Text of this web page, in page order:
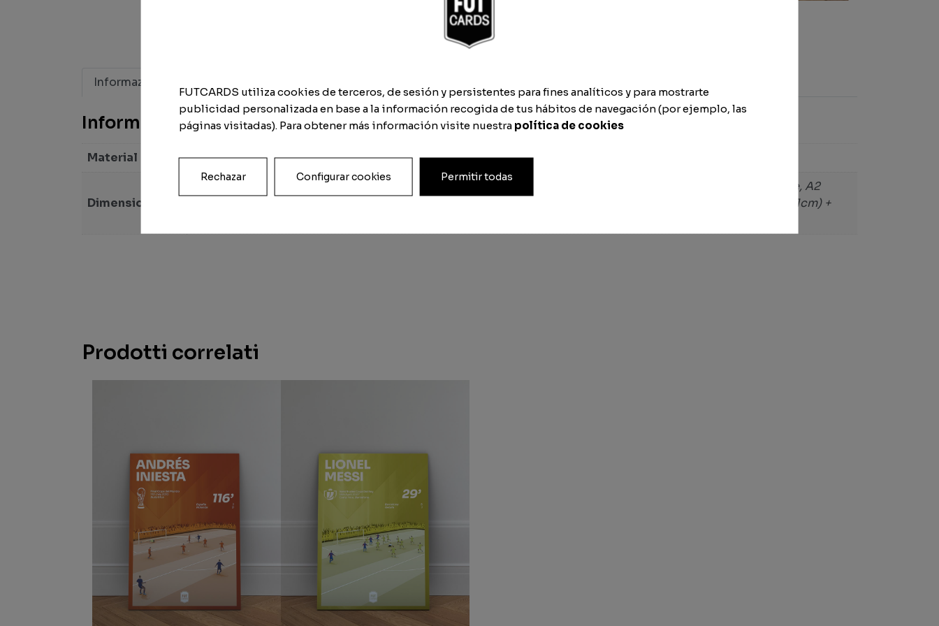
Informazioni aggiuntive
Informazioni aggiuntive
Material Digitale, Metacrilato, PVC
Dimensione
The Special Futcard (165cm x 105,5cm) + formato digitale, A1 Extra Grande (84cm x 59cm) + formato digitale, A2
Grande (59cm x 42cm) + formato digitale, A3 Media (42cm x 30cm) + formato digitale, A4 Piccola (30cm x 21cm) +
Prodotti correlati
FUTCARDS utiliza cookies de terceros, de sesión y persistentes para fines analíticos y para mostrarte
publicidad personalizada en base a la información recogida de tus hábitos de navegación (por ejemplo, las
páginas visitadas). Para obtener más información visite nuestra política de cookies
Rechazar Configurar cookies Permitir todas